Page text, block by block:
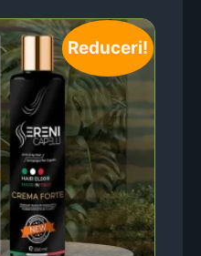
Reduceri!